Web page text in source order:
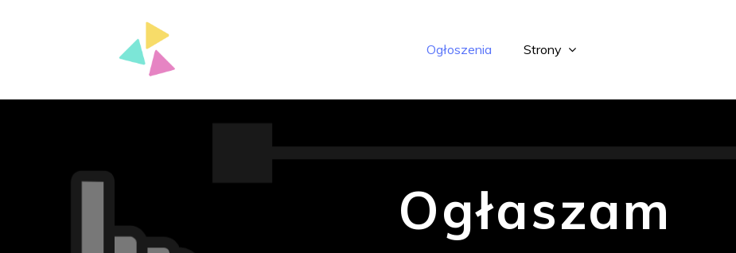
Ogłoszenia Strony
Ogłaszam